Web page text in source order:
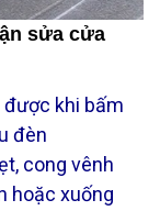
sửa cửa
được khi bấm
đèn
cong vênh
hoặc xuống